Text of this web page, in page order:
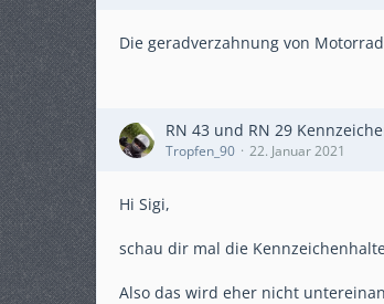
Die geradverzahnung von
RN 43 und RN 29
Tropfen_90 22. Januar 2021
Hi Sigi,
schau dir mal die
Also das wird eher nicht